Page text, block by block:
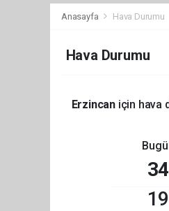
Anasayfa Hava Durumu
Hava Durumu
Erzincaniçin hava
34
19